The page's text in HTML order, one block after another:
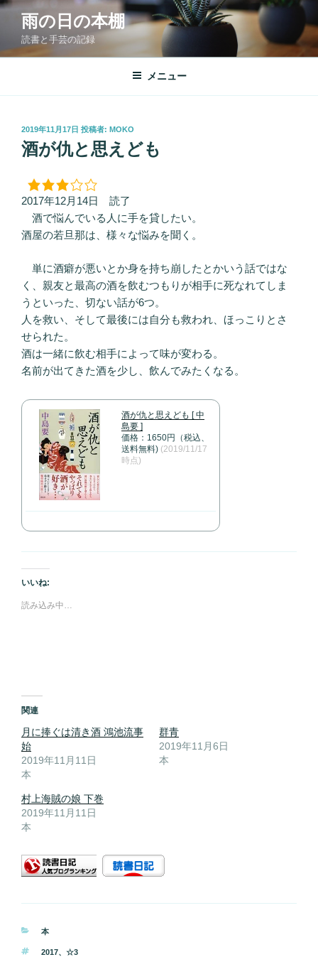
コ
ン
へ
雨の日の本棚
読書と手芸の記録
メニュー
投
稿
日:
2019年11月17日 投稿者: MOKO
酒が仇と思えども
2017年12月14日 読了
酒で悩んでいる人に手を貸したい。
酒屋の若旦那は、様々な悩みを聞く。
単に酒癖が悪いとか身を持ち崩したとかいう話ではな
く、親友と最高の酒を飲むつもりが相手に死なれてしま
うといった、切ない話が6つ。
人を救い、そして最後には自分も救われ、ほっこりとさ
せられた。
酒は一緒に飲む相手によって味が変わる。
名前が出てきた酒を少し、飲んでみたくなる。
酒が仇と思えども [ 中
島要 ]
価格：1650円（税込、
送料無料) (2019/11/17
時点)
いいね:
読み込み中…
関連
月に捧ぐは清き酒 鴻池流事
始
2019年11月11日
本
群青
2019年11月6日
本
村上海賊の娘 下巻
2019年11月11日
本
カ
ゴ
本
タ
2017、 ☆3